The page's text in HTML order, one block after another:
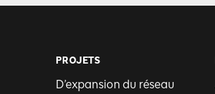
PROJETS
D’expansion du réseau